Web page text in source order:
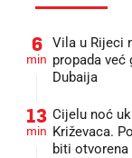
6
min
Vila u Rijeci
propada već
Dubaija
13
min
Cijelu noć
Križevaca.
biti otvorena